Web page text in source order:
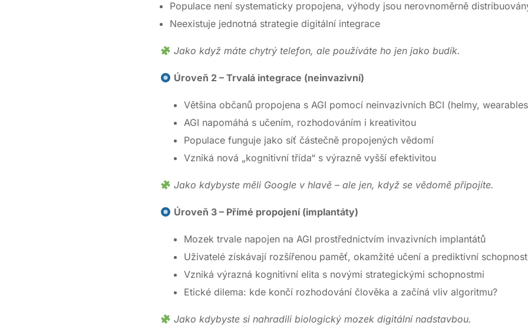
Populace není systematicky propojena, výhody jsou nerovnoměrně
Neexistuje jednotná strategie digitální integrace
Jako když máte chytrý telefon, ale používáte ho jen jako budík.
Úroveň 2 – Trvalá integrace (neinvazivní)
Většina občanů propojena s AGI pomocí neinvazivních BCI (helmy,
AGI napomáhá s učením, rozhodováním i kreativitou
Populace funguje jako síť částečně propojených vědomí
Vzniká nová „kognitivní třída“ s výrazně vyšší efektivitou
Jako kdybyste měli Google v hlavě – ale jen, když se vědomě připojíte.
Úroveň 3 – Přímé propojení (implantáty)
Mozek trvale napojen na AGI prostřednictvím invazivních implantátů
Uživatelé získávají rozšířenou paměť, okamžité učení a prediktivní
Vzniká výrazná kognitivní elita s novými strategickými schopnostmi
Etické dilema: kde končí rozhodování člověka a začíná vliv algoritmu?
Jako kdybyste si nahradili biologický mozek digitální nadstavbou.